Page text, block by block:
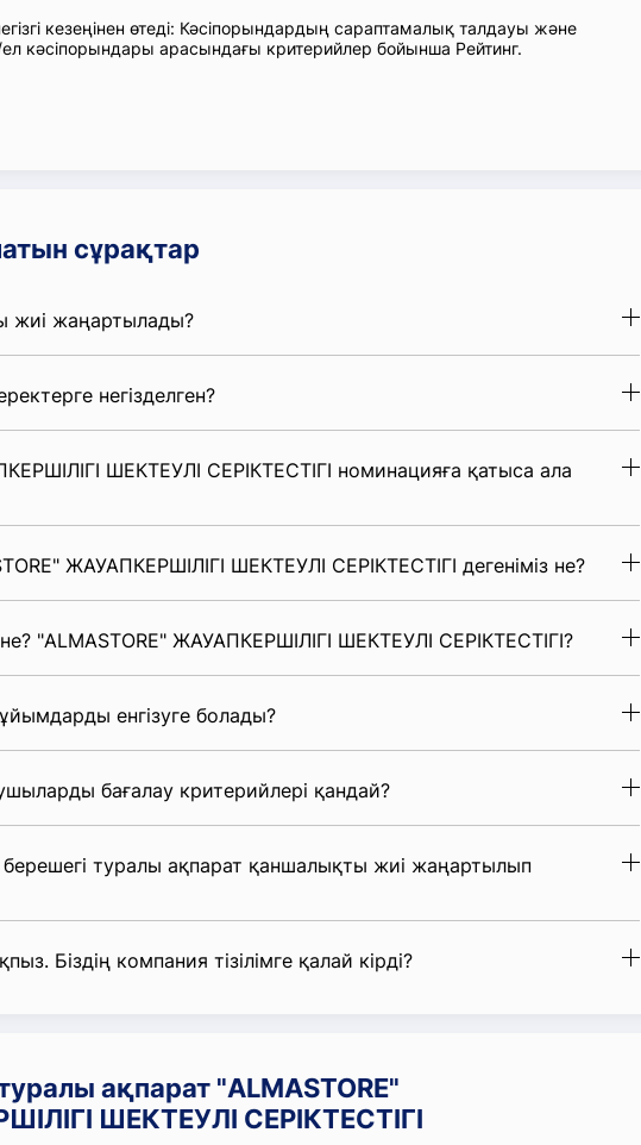
кезеңінен өтеді: Кәсіпорындардың сараптамалық талдауы және
кәсіпорындары арасындағы критерийлер бойынша Рейтинг.
сұрақтар
жиі жаңартылады?
негізделген?
ШЕКТЕУЛІ СЕРІКТЕСТІГІ номинацияға қатыса ала
ЖАУАПКЕРШІЛІГІ ШЕКТЕУЛІ СЕРІКТЕСТІГІ дегеніміз не?
"ALMASTORE" ЖАУАПКЕРШІЛІГІ ШЕКТЕУЛІ СЕРІКТЕСТІГІ?
ұйымдарды енгізуге болады?
бағалау критерийлері қандай?
туралы ақпарат қаншалықты жиі жаңартылып
Біздің компания тізілімге қалай кірді?
ақпарат "ALMASTORE"
ШЕКТЕУЛІ СЕРІКТЕСТІГІ